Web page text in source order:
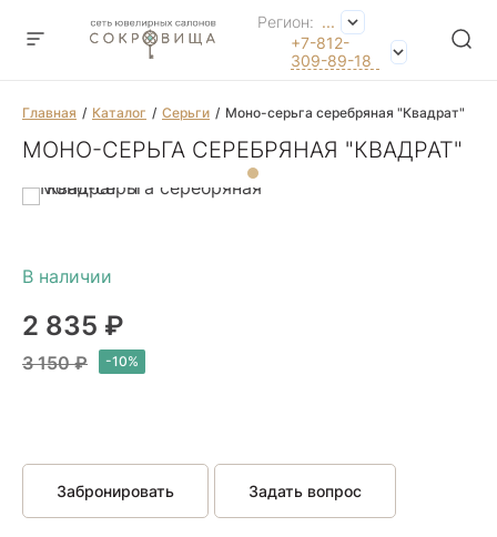
Регион: ...
+7-812-
309-89-18
Главная Каталог Серьги Моно-серьга серебряная "Квадрат"
МОНО-СЕРЬГА СЕРЕБРЯНАЯ "КВАДРАТ"
2 835 ₽
3 150 ₽
Забронировать Задать вопрос